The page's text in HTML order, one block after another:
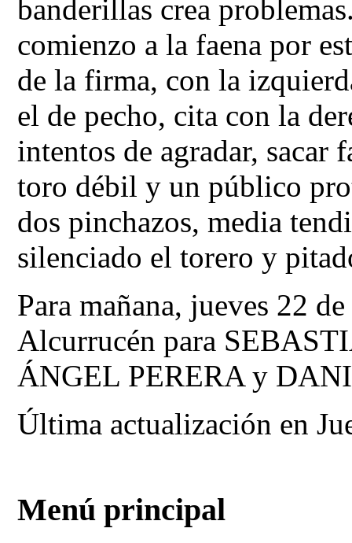
banderillas crea
comienzo a la faena por
de la firma, con la
el de pecho, cita con la
intentos de agradar,
toro débil y un público
dos pinchazos, media
silenciado el torero y
Para mañana, jueves 22
Alcurrucén para
ÁNGEL PERERA y
Última actualización en
Menú principal